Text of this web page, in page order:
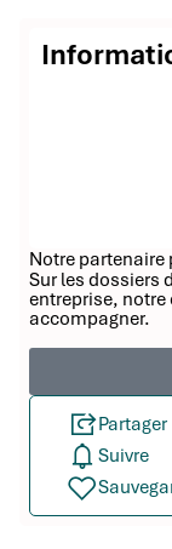
Notre
Sur les dossiers
entreprise,
accompagner.
Partager
Suivre